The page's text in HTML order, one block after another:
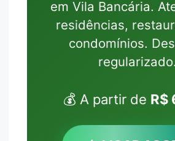
em Vila Bancária.
residências,
condomínios.
regularizado.
💰 A partir de R$